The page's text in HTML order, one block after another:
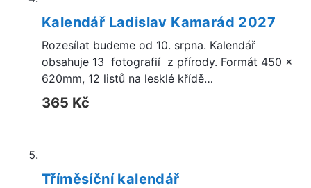
Kalendář Ladislav Kamarád 2027
Rozesílat budeme od 10. srpna. Kalendář
obsahuje 13 fotografií z přírody. Formát 450 x
620mm, 12 listů na lesklé křídě…
365 Kč
Tříměsíční kalendář